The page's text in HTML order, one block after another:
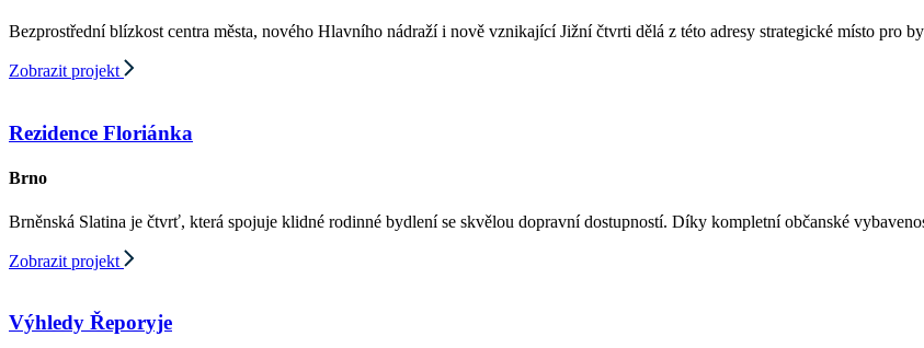
Bezprostřední blízkost centra města, nového Hlavního nádraží i nově vznikající Jižní čtvrti dělá z této adresy strategické místo pro
Zobrazit projekt
Rezidence Floriánka
Brno
Brněnská Slatina je čtvrť, která spojuje klidné rodinné bydlení se skvělou dopravní dostupností. Díky kompletní občanské
Zobrazit projekt
Výhledy Řeporyje